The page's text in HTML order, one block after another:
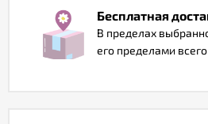
Бесплатная
В пределах
его пределами